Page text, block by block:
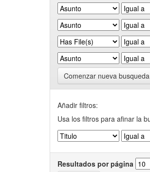
Comenzar nueva busqueda
Añadir filtros:
Usa los filtros para afinar la
Resultados por página